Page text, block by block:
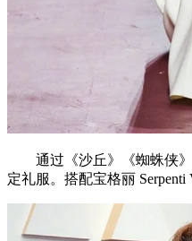
通过《沙丘》《蜘蛛侠》
定礼服。搭配宝格丽